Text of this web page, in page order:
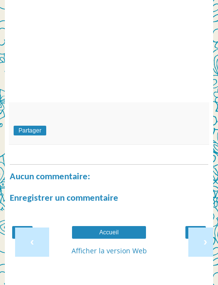
Partager
Aucun commentaire:
Enregistrer un commentaire
‹ ›
Accueil
Afficher la version Web